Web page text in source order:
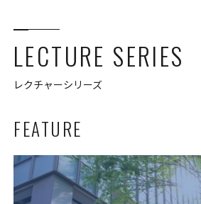
LECTURE SERIES
レクチャーシリーズ
FEATURE